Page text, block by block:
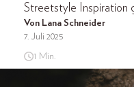
Streetstyle Inspiration
Von Lana Schneider
7. Juli 2025
1 Min.